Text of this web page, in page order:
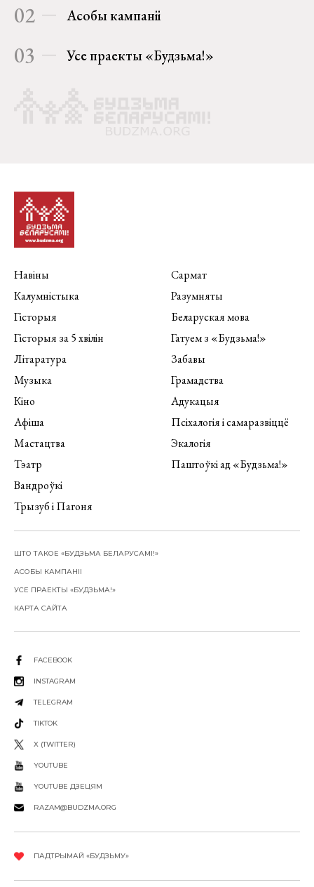
02 Асобы кампаніі
03 Усе праекты «Будзьма!»
Навіны
Калумністыка
Гісторыя
Гісторыя за 5 хвілін
Літаратура
Музыка
Кіно
Афіша
Мастацтва
Тэатр
Вандроўкі
Трызуб і Пагоня
Сармат
Разумняты
Беларуская мова
Гатуем з «Будзьма!»
Забавы
Грамадства
Адукацыя
Псіхалогія і самаразвіццё
Экалогія
Паштоўкі ад «Будзьма!»
ШТО ТАКОЕ «БУДЗЬМА БЕЛАРУСАМІ!»
АСОБЫ КАМПАНІІ
УСЕ ПРАЕКТЫ «БУДЗЬМА!»
КАРТА САЙТА
FACEBOOK
INSTAGRAM
TELEGRAM
TIKTOK
X (TWITTER)
YOUTUBE
YOUTUBE ДЗЕЦЯМ
RAZAM@BUDZMA.ORG
ПАДТРЫМАЙ «БУДЗЬМУ»